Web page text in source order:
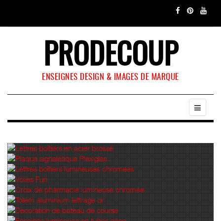
PRODECOUP
ENSEIGNES DESIGN & IMAGES DE MARQUE